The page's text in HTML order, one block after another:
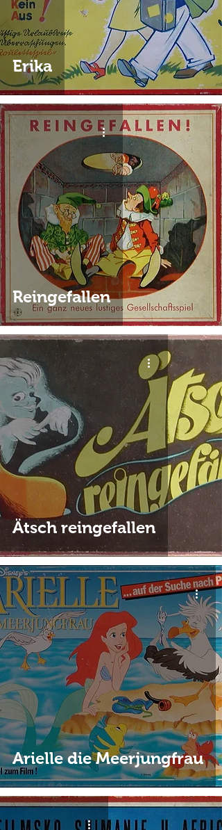
Erika
Reingefallen
Ätsch reingefallen
Arielle die Meerjungfrau